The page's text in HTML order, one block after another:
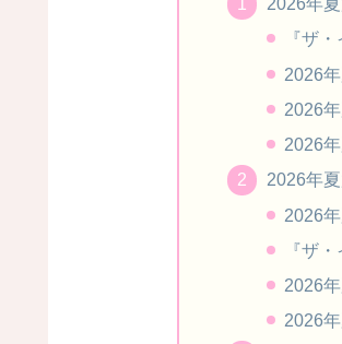
『ザ
2026
2026
2026
2026年
2026
『ザ
2026
2026